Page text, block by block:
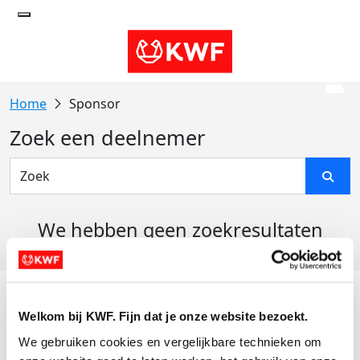
Welkom bij KWF. Fijn dat je onze website bezoekt.
We gebruiken cookies en vergelijkbare technieken om
Sponsor
Zoek een deelnemer
We hebben geen zoekresultaten
Actiematerialen
Evenementen